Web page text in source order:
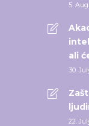
5.
ali
30.
22.